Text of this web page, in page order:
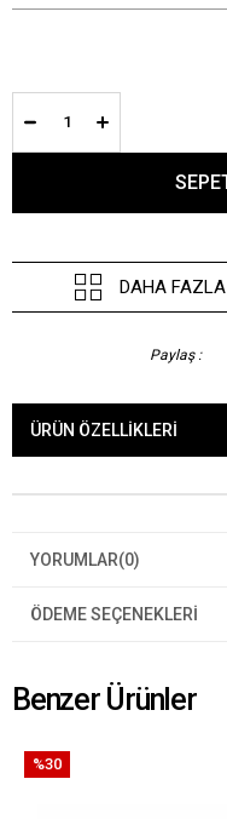
DAHA FAZLA
Paylaş :
ÜRÜN ÖZELLIKLERI
YORUMLAR(0)
ÖDEME SEÇENEKLERI
Benzer Ürünler
%30